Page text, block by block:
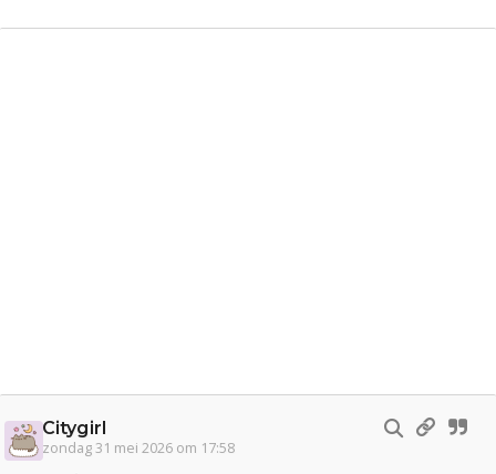
Citygirl
zondag 31 mei 2026 om 17:58